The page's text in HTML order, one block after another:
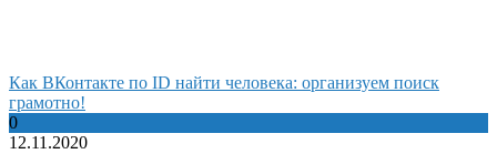
Как ВКонтакте по ID найти человека: организуем поиск
грамотно!
0
12.11.2020